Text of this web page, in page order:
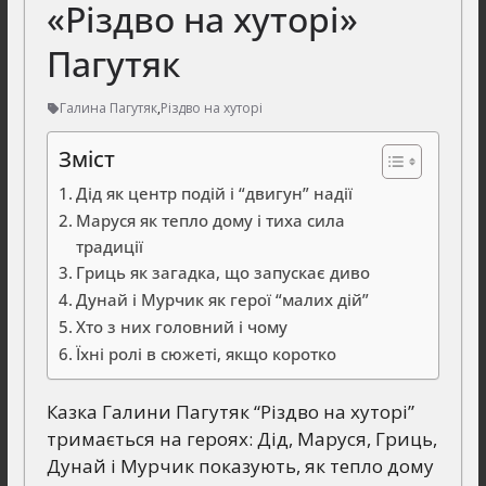
«Різдво на хуторі»
Пагутяк
Галина Пагутяк,Різдво на хуторі
Зміст
Дід як центр подій і “двигун” надії
Маруся як тепло дому і тиха сила
традиції
Гриць як загадка, що запускає диво
Дунай і Мурчик як герої “малих дій”
Хто з них головний і чому
Їхні ролі в сюжеті, якщо коротко
Казка Галини Пагутяк “Різдво на хуторі”
тримається на героях: Дід, Маруся, Гриць,
Дунай і Мурчик показують, як тепло дому